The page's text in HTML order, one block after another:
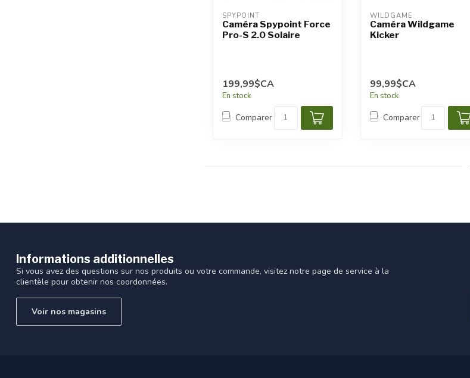
SPYPOINT
Caméra Spypoint Force
Pro-S 2.0 Solaire
199,99$CA
En stock
Comparer
WILDGAME
Caméra Wildgame
Kicker
99,99$CA
En stock
Comparer
Informations additionnelles
Si vous avez des questions sur nos produits ou votre commande, visitez notre page de service à la
clientèle pour obtenir nos coordonnées.
Voir nos magasins